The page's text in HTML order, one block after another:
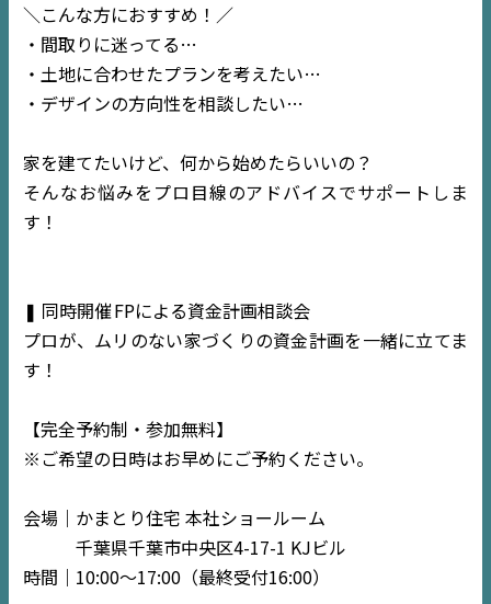
＼こんな方におすすめ！／
・間取りに迷ってる…
・土地に合わせたプランを考えたい…
・デザインの方向性を相談したい…
家を建てたいけど、何から始めたらいいの？
そんなお悩みをプロ目線のアドバイスでサポートしま
す！
❚ 同時開催FPによる資金計画相談会
プロが、ムリのない家づくりの資金計画を一緒に立てま
す！
【完全予約制・参加無料】
※ご希望の日時はお早めにご予約ください。
会場｜かまとり住宅 本社ショールーム
千葉県千葉市中央区4-17-1 KJビル
時間｜10:00〜17:00（最終受付16:00）